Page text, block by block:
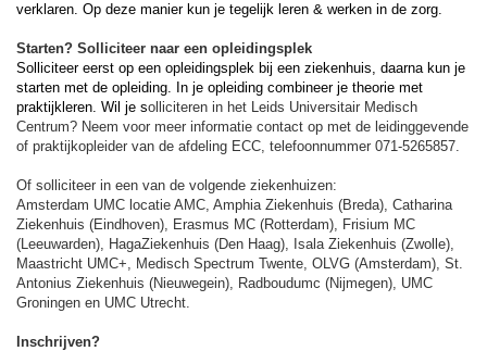
verklaren. Op deze manier kun je tegelijk leren & werken in de zorg.
Starten? Solliciteer naar een opleidingsplek
Solliciteer eerst op een opleidingsplek bij een ziekenhuis, daarna kun je
starten met de opleiding. In je opleiding combineer je theorie met
praktijkleren. Wil je solliciteren in het Leids Universitair Medisch
Centrum? Neem voor meer informatie contact op met de leidinggevende
of praktijkopleider van de afdeling ECC, telefoonnummer 071-5265857.
Of solliciteer in een van de volgende ziekenhuizen:
Amsterdam UMC locatie AMC, Amphia Ziekenhuis (Breda), Catharina
Ziekenhuis (Eindhoven), Erasmus MC (Rotterdam), Frisium MC
(Leeuwarden), HagaZiekenhuis (Den Haag), Isala Ziekenhuis (Zwolle),
Maastricht UMC+, Medisch Spectrum Twente, OLVG (Amsterdam), St.
Antonius Ziekenhuis (Nieuwegein), Radboudumc (Nijmegen), UMC
Groningen en UMC Utrecht.
Inschrijven?